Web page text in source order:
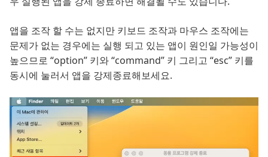
앱을 조작 할 수는 없지만 키보드 조작과 마우스 조작에는
문제가 없는 경우에는 실행 되고 있는 앱이 원인일 가능성이
높으므로 “option” 키와 “command” 키 그리고 “esc” 키를
동시에 눌러서 앱을 강제종료해보세요.